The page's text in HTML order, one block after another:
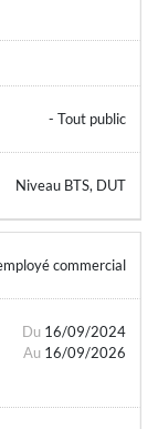
- Tout public
Niveau BTS, DUT
commercial
Du 16/09/2024
Au 16/09/2026